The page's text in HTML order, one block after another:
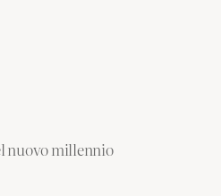
nuovo millennio